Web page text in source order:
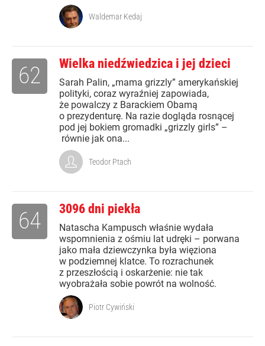
Waldemar Kedaj
Wielka niedźwiedzica i jej dzieci
Sarah Palin, „mama grizzly” amerykańskiej
polityki, coraz wyraźniej zapowiada,
że powalczy z Barackiem Obamą
o prezydenturę. Na razie dogląda rosnącej
pod jej bokiem gromadki „grizzly girls” –
równie jak ona...
62
Teodor Ptach
3096 dni piekła
Natascha Kampusch właśnie wydała
wspomnienia z ośmiu lat udręki – porwana
jako mała dziewczynka była więziona
w podziemnej klatce. To rozrachunek
z przeszłością i oskarżenie: nie tak
wyobrażała sobie powrót na wolność.
64
Piotr Cywiński